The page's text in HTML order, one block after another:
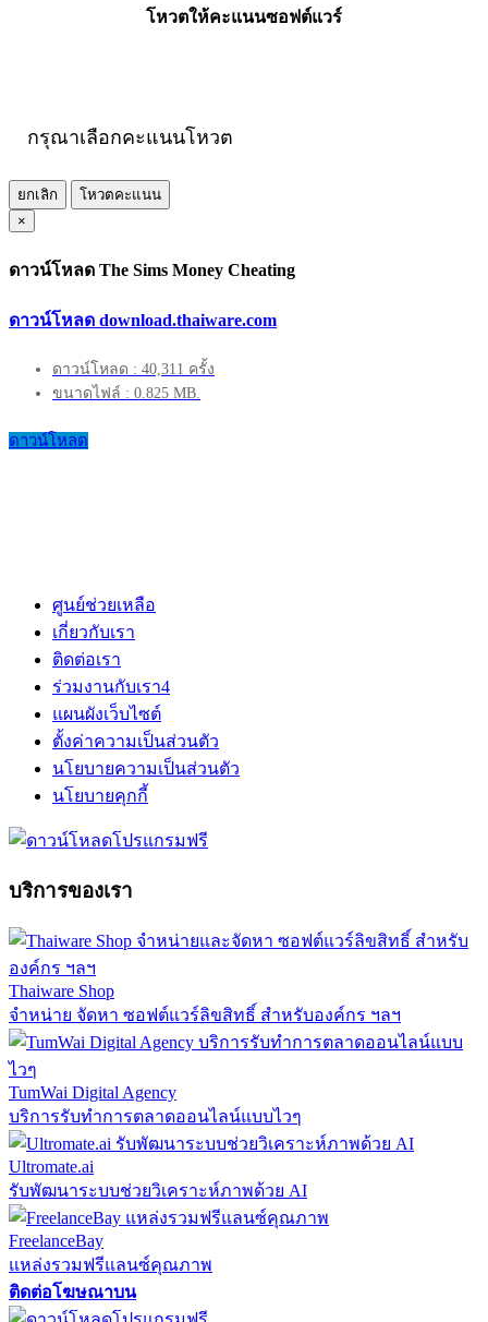
โหวตให้คะแนนซอฟต์แวร์
กรุณาเลือกคะแนนโหวต
ยกเลิก
โหวตคะแนน
×
ดาวน์โหลด The Sims Money Cheating
ดาวน์โหลด download.thaiware.com
ดาวน์โหลด : 40,311 ครั้ง
ขนาดไฟล์ : 0.825 MB.
ดาวน์โหลด
ศูนย์ช่วยเหลือ
เกี่ยวกับเรา
ติดต่อเรา
ร่วมงานกับเรา4
แผนผังเว็บไซต์
ตั้งค่าความเป็นส่วนตัว
นโยบายความเป็นส่วนตัว
นโยบายคุกกี้
บริการของเรา
Thaiware Shop
จำหน่าย จัดหา ซอฟต์แวร์ลิขสิทธิ์ สำหรับองค์กร ฯลฯ
TumWai Digital Agency
บริการรับทำการตลาดออนไลน์แบบไวๆ
Ultromate.ai
รับพัฒนาระบบช่วยวิเคราะห์ภาพด้วย AI
FreelanceBay
แหล่งรวมฟรีแลนซ์คุณภาพ
ติดต่อโฆษณาบน